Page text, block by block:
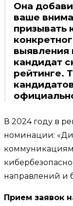
Она
ваше
призывать
выявления
кандидат
рейтинге.
В 2024 году в
номинации:
направлений и
Прием заявок